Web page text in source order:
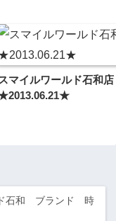
スマイルワールド石和店
石和 ブランド 時